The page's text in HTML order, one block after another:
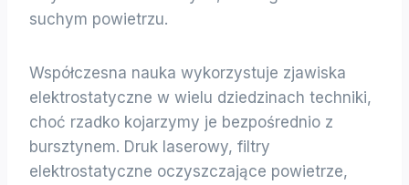
suchym powietrzu.
Współczesna nauka wykorzystuje zjawiska
elektrostatyczne w wielu dziedzinach techniki,
choć rzadko kojarzymy je bezpośrednio z
bursztynem. Druk laserowy, filtry
elektrostatyczne oczyszczające powietrze,